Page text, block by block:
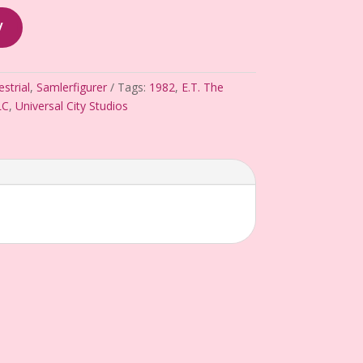
, Samlerfigurer Tags: 1982, E.T. The
, Universal City Studios